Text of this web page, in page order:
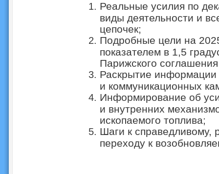
Реальные усилия по
виды деятельности и
цепочек;
Подробные цели на
показателем в 1,5
Парижского
Раскрытие информации
и коммуникационных
Информирование об
и внутренних
ископаемого топлива;
Шаги к справедливому,
переходу к